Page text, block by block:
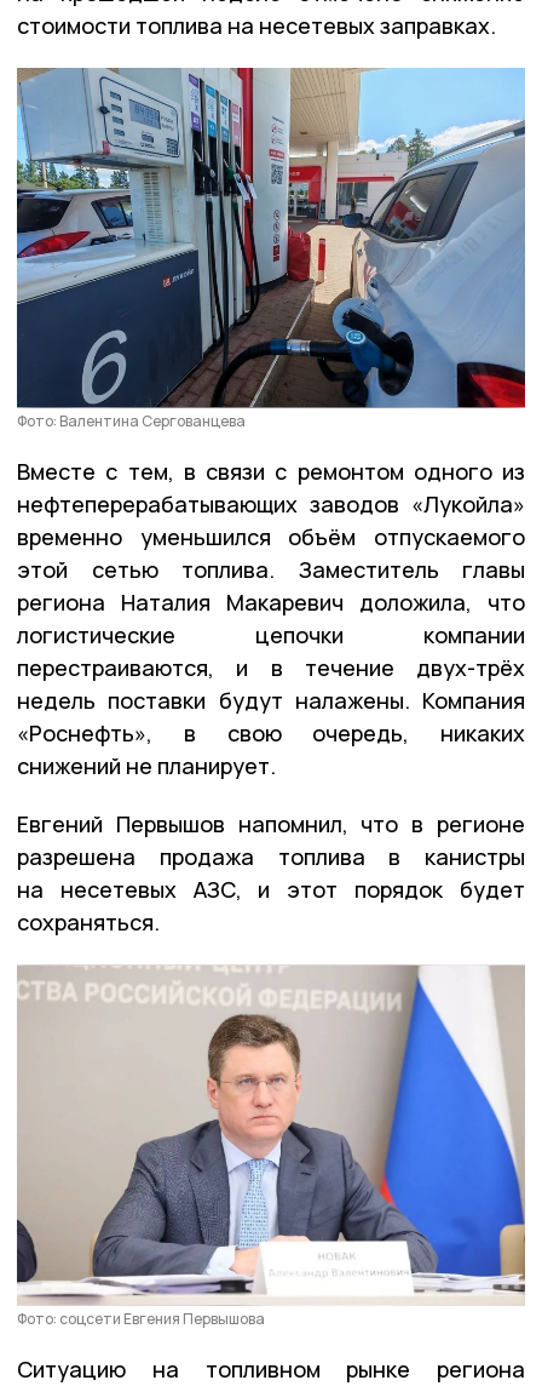
стоимости топлива на несетевых заправках.
Фото: Валентина Сергованцева
Вместе с тем, в связи с ремонтом одного из
нефтеперерабатывающих заводов «Лукойла»
временно уменьшился объём отпускаемого
этой сетью топлива. Заместитель главы
региона Наталия Макаревич доложила, что
логистические цепочки компании
перестраиваются, и в течение двух-трёх
недель поставки будут налажены. Компания
«Роснефть», в свою очередь, никаких
снижений не планирует.
Евгений Первышов напомнил, что в регионе
разрешена продажа топлива в канистры
на несетевых АЗС, и этот порядок будет
сохраняться.
Фото: соцсети Евгения Первышова
Ситуацию на топливном рынке региона